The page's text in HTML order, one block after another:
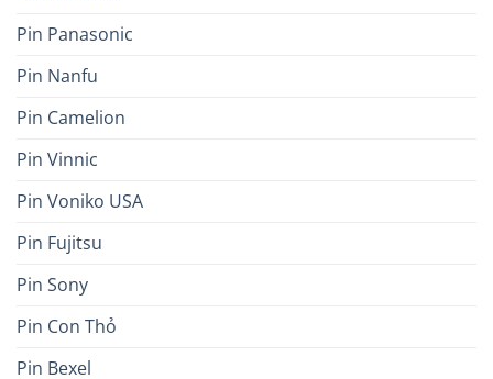
Pin Panasonic
Pin Nanfu
Pin Camelion
Pin Vinnic
Pin Voniko USA
Pin Fujitsu
Pin Sony
Pin Con Thỏ
Pin Bexel